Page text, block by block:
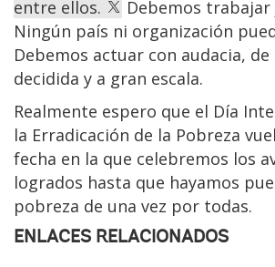
entre ellos.
Debemos
Ningún país ni organización
Debemos actuar con audacia, de
decidida y a gran escala.
Realmente espero que el Día
la Erradicación de la Pobreza
fecha en la que celebremos los
logrados hasta que hayamos
pobreza de una vez por todas.
ENLACES RELACIONADOS